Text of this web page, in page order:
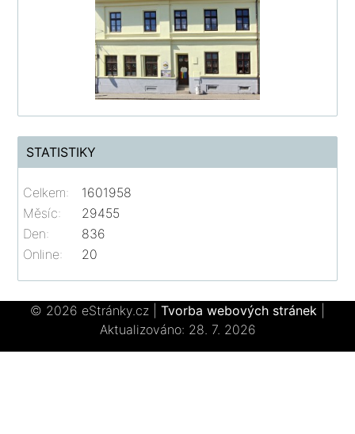
STATISTIKY
Online: 20
Celkem:
1601958
Měsíc:
29455
Den:
836
© 2026 eStránky.cz Tvorba webových stránek
Aktualizováno: 28. 7. 2026